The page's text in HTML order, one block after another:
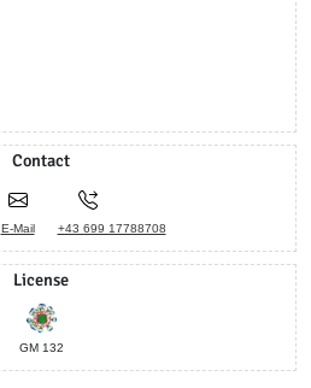
Contact
E-Mail +43 699 17788708
License
GM 132